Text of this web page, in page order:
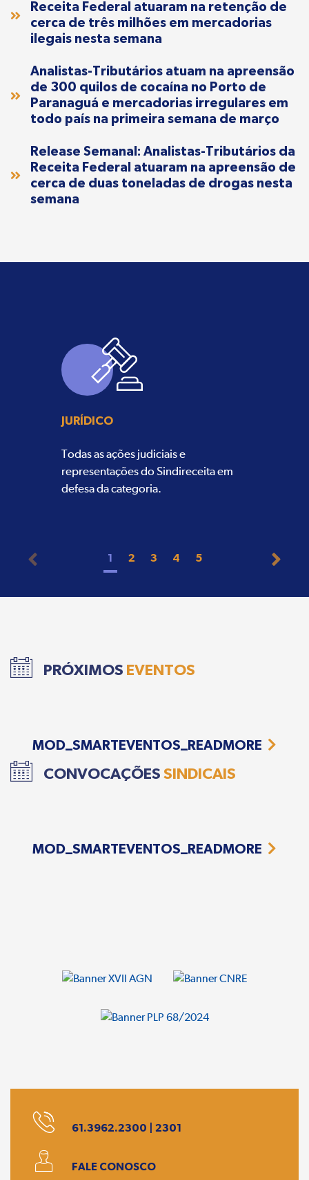
Receita Federal atuaram na retenção de
cerca de três milhões em mercadorias
ilegais nesta semana
Analistas-Tributários atuam na apreensão
de 300 quilos de cocaína no Porto de
Paranaguá e mercadorias irregulares em
todo país na primeira semana de março
Release Semanal: Analistas-Tributários da
Receita Federal atuaram na apreensão de
cerca de duas toneladas de drogas nesta
semana
JURÍDICO
Todas as ações judiciais e
representações do Sindireceita em
defesa da categoria.
1 2 3 4 5
PRÓXIMOS EVENTOS
MOD_SMARTEVENTOS_READMORE
CONVOCAÇÕESSINDICAIS
MOD_SMARTEVENTOS_READMORE
61.3962.2300 | 2301
FALE CONOSCO